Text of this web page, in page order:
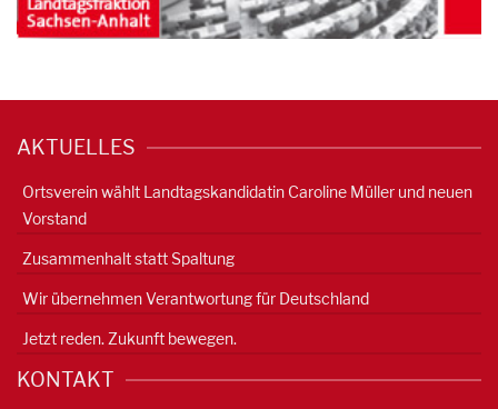
AKTUELLES
Ortsverein wählt Landtagskandidatin Caroline Müller und neuen
Vorstand
Zusammenhalt statt Spaltung
Wir übernehmen Verantwortung für Deutschland
Jetzt reden. Zukunft bewegen.
KONTAKT